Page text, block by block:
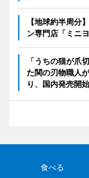
【地球約半周分
ン専門店「ミニ
「うちの猫が爪
た関の刃物職人
り、国内発売開始
食べる